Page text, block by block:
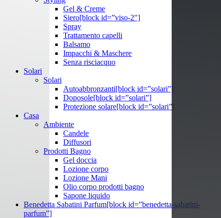
Gel & Creme
Siero[block id=”viso-2″]
Spray
Trattamento capelli
Balsamo
Impacchi & Maschere
Senza risciacquo
Solari
Solari
Autoabbronzanti[block id=”solari”]
Doposole[block id=”solari”]
Protezione solare[block id=”solari”]
Casa
Ambiente
Candele
Diffusori
Prodotti Bagno
Gel doccia
Lozione corpo
Lozione Mani
Olio corpo prodotti bagno
Sapone liquido
Benedetta Sabatini Parfum[block id=”benedetta-sabatini-
parfum”]